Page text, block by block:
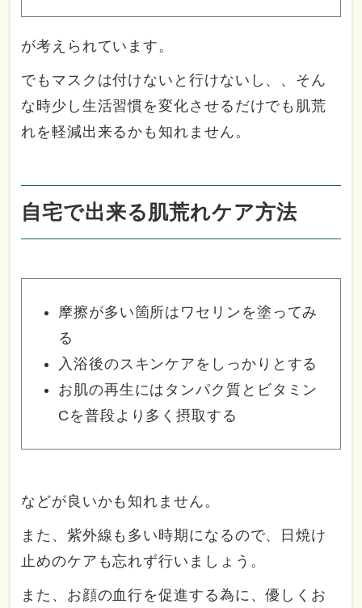
が考えられています。
でもマスクは付けないと行けないし、、そん
な時少し生活習慣を変化させるだけでも肌荒
れを軽減出来るかも知れません。
自宅で出来る肌荒れケア方法
摩擦が多い箇所はワセリンを塗ってみ
る
入浴後のスキンケアをしっかりとする
お肌の再生にはタンパク質とビタミン
Cを普段より多く摂取する
などが良いかも知れません。
また、紫外線も多い時期になるので、日焼け
止めのケアも忘れず行いましょう。
また、お顔の血行を促進する為に、優しくお